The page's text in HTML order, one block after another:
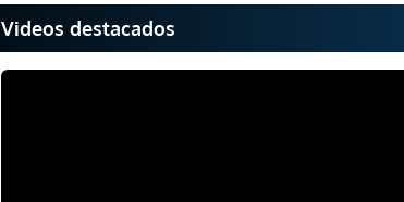
Videos destacados